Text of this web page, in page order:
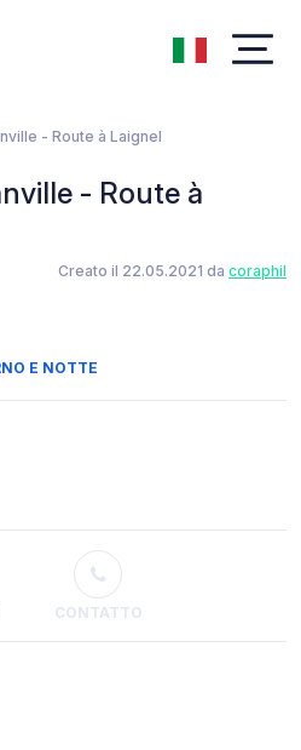
- Route à Laignel
- Route à
Creato il 22.05.2021 da coraphil
E NOTTE
CONTATTO